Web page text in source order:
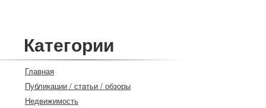
Категории
Главная
Публикации / статьи / обзоры
Недвижимость